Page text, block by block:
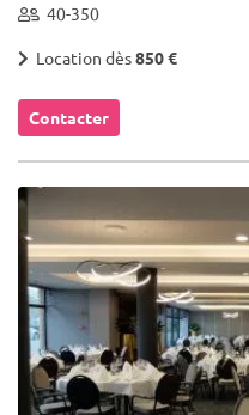
40-350
Location dès850 €
Contacter